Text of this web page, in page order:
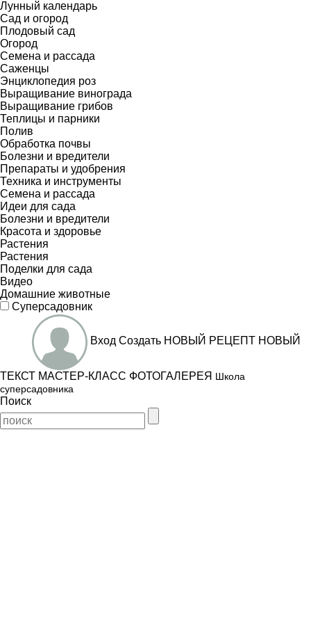
Лунный календарь
Сад и огород
Плодовый сад
Огород
Семена и рассада
Саженцы
Энциклопедия роз
Выращивание винограда
Выращивание грибов
Теплицы и парники
Полив
Обработка почвы
Болезни и вредители
Препараты и удобрения
Техника и инструменты
Семена и рассада
Идеи для сада
Болезни и вредители
Красота и здоровье
Растения
Растения
Поделки для сада
Видео
Домашние животные
Суперсадовник
Вход Создать НОВЫЙ РЕЦЕПТ НОВЫЙ
ТЕКСТ МАСТЕР-КЛАСС ФОТОГАЛЕРЕЯ Школа
суперсадовника
Поиск